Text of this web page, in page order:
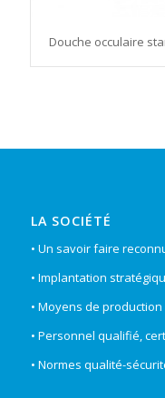
Douche occulaire
LA SOCIÉTÉ
• Un savoir faire
• Implantation
• Moyens de production
• Personnel qualifié,
• Normes qualité-